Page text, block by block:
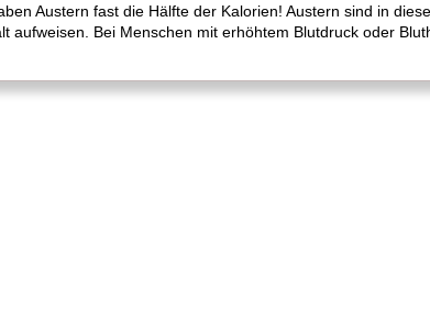
Austern fast die Hälfte der Kalorien! Austern sind in
aufweisen. Bei Menschen mit erhöhtem Blutdruck oder